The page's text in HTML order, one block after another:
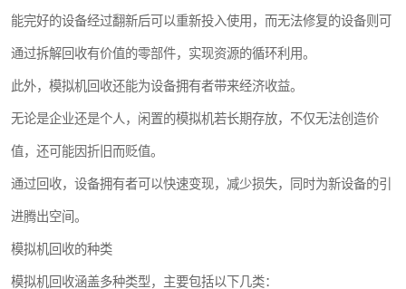
能完好的设备经过翻新后可以重新投入使用，而无法修复的设备则可
通过拆解回收有价值的零部件，实现资源的循环利用。
此外，模拟机回收还能为设备拥有者带来经济收益。
无论是企业还是个人，闲置的模拟机若长期存放，不仅无法创造价
值，还可能因折旧而贬值。
通过回收，设备拥有者可以快速变现，减少损失，同时为新设备的引
进腾出空间。
模拟机回收的种类
模拟机回收涵盖多种类型，主要包括以下几类：